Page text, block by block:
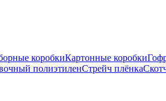
коробкиКартонные коробки
полиэтиленСтрейч плёнка